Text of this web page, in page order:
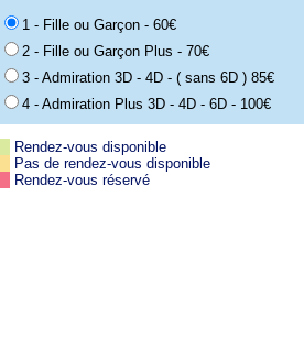
1 - Fille ou Garçon - 60€
2 - Fille ou Garçon Plus - 70€
3 - Admiration 3D - 4D - ( sans 6D ) 85€
4 - Admiration Plus 3D - 4D - 6D - 100€
Rendez-vous disponible
Pas de rendez-vous disponible
Rendez-vous réservé